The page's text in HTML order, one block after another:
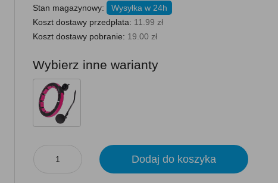
Stan magazynowy:
Wysyłka w 24h
Koszt dostawy przedpłata: 11.99 zł
Koszt dostawy pobranie: 19.00 zł
Wybierz inne warianty
Dodaj do koszyka